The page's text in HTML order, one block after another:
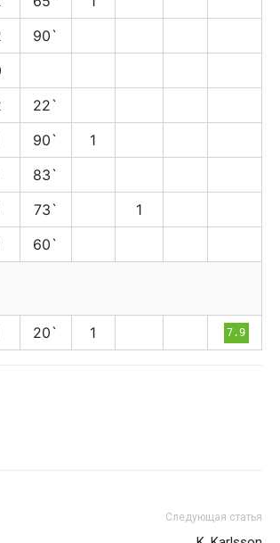
90`
22`
90`
1
83`
73`
1
60`
20` 1 7.9
Следующая статья